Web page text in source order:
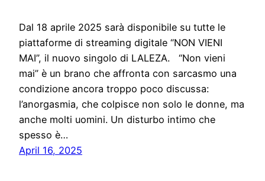
Dal 18 aprile 2025 sarà disponibile su tutte le
piattaforme di streaming digitale “NON VIENI
MAI”, il nuovo singolo di LALEZA. “Non vieni
mai” è un brano che affronta con sarcasmo una
condizione ancora troppo poco discussa:
l’anorgasmia, che colpisce non solo le donne, ma
anche molti uomini. Un disturbo intimo che
spesso è…
April 16, 2025